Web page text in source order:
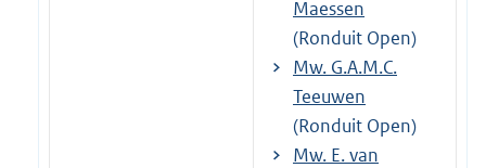
Maessen
(Ronduit Open)
Mw. G.A.M.C.
Teeuwen
(Ronduit Open)
Mw. E. van